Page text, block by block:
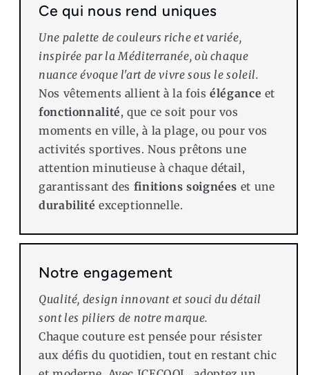
Ce qui nous rend uniques
Une palette de couleurs riche et variée,
inspirée par la Méditerranée, où chaque
nuance évoque l'art de vivre sous le soleil.
Nos vêtements allient à la foisélégance et
fonctionnalité, que ce soit pour vos
moments en ville, à la plage, ou pour vos
activités sportives. Nous prêtons une
attention minutieuse à chaque détail,
garantissant des finitions soignées et une
durabilité exceptionnelle.
Notre engagement
Qualité, design innovant et souci du détail
sont les piliers de notre marque.
Chaque couture est pensée pour résister
aux défis du quotidien, tout en restant chic